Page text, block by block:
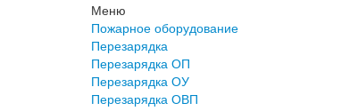
Меню
Пожарное оборудование
Перезарядка
Перезарядка ОП
Перезарядка ОУ
Перезарядка ОВП